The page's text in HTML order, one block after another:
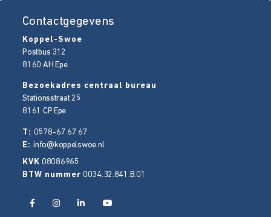
Contactgegevens
Koppel-Swoe
Postbus 312
8160 AH Epe
Bezoekadres centraal bureau
Stationsstraat 25
8161 CPEpe
T: 0578-67 67 67
E:info@koppelswoe.nl
KVK 08086965
BTW nummer 0034.32.841.B.01